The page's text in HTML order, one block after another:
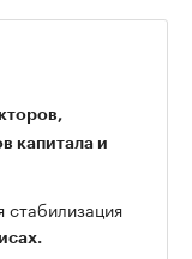
капитала и
стабилизация